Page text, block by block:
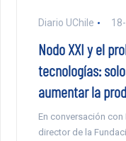
Diario UChile
Nodo XXI y el
tecnologías:
aumentar la
En conversación con
director de la